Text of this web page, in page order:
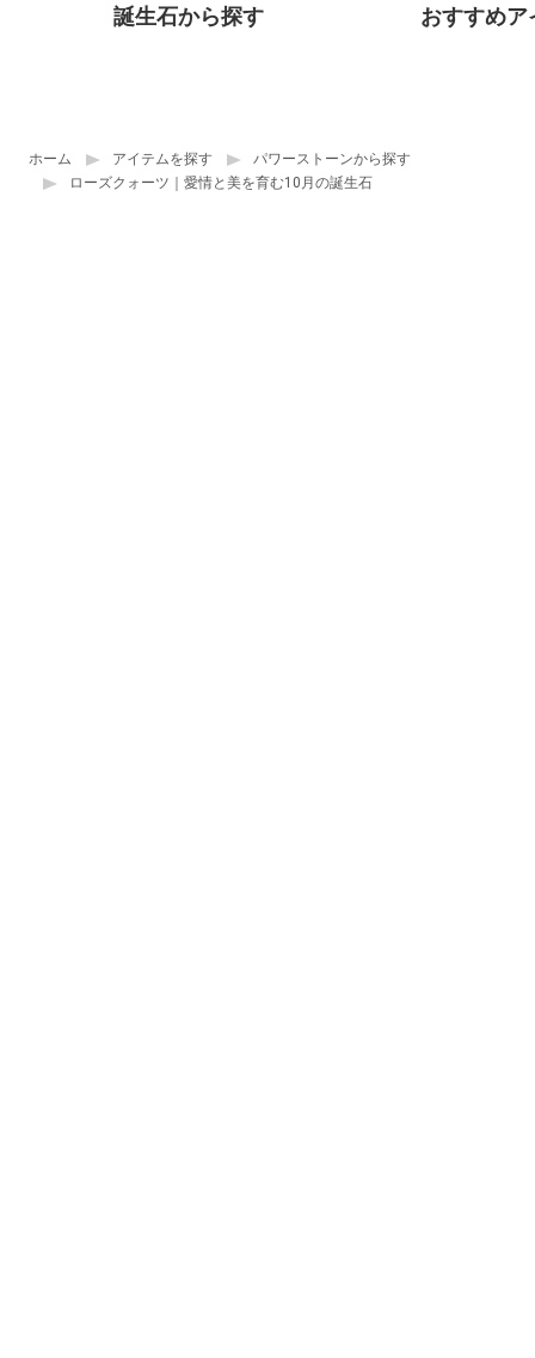
誕生石から探す おすすめア
ホーム アイテムを探す
パワーストーンから探す
ローズクォーツ｜愛情と美を育む10月の誕生石